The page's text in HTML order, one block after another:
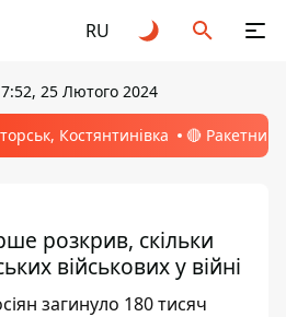
RU
25 Лютого 2024
Костянтинівка 🔴 Ракетний
розкрив, скільки
військових у війні
загинуло 180 тисяч